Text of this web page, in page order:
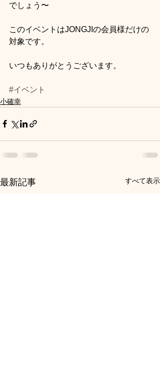
でしょう〜
このイベントはJONGJIの会員様だけの
対象です。
いつもありがとうございます。
#イベント
小確幸
最新記事 すべて表示